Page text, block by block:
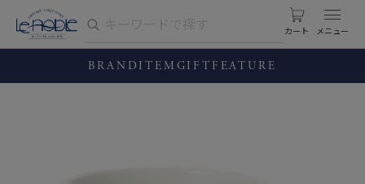
カート
BRANDITEM GIFT FEATURE